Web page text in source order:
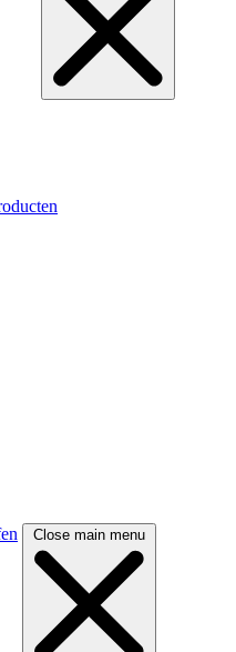
Close main menu